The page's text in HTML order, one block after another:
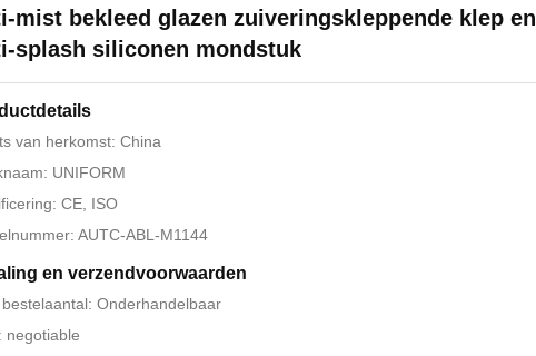
mist bekleed glazen zuiveringskleppende klep en
splash siliconen mondstuk
van herkomst: China
UNIFORM
CE, ISO
AUTC-ABL-M1144
en verzendvoorwaarden
Onderhandelbaar
negotiable